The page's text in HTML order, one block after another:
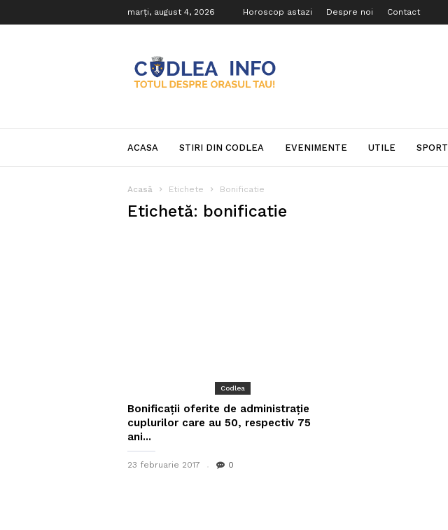
marți, august 4, 2026 Horoscop astazi Despre noi Contact
Info
ACASA STIRI DIN CODLEA EVENIMENTE UTILE SPORT
Acasă Etichete Bonificatie
Etichetă: bonificatie
Codlea
Bonificații oferite de administrație
cuplurilor care au 50, respectiv 75
ani...
23 februarie 2017 0